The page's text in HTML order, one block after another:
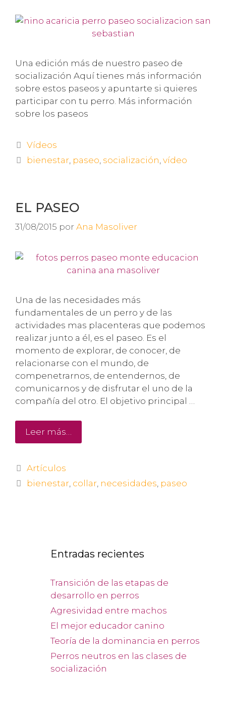
Una edición más de nuestro paseo de
socialización Aquí tienes más información
sobre estos paseos y apuntarte si quieres
participar con tu perro. Más información
sobre los paseos
Vídeos
bienestar paseo socialización ,vídeo
EL PASEO
31/08/2015 por Ana Masoliver
Una de las necesidades más
fundamentales de un perro y de las
actividades mas placenteras que podemos
realizar junto a él, es el paseo. Es el
momento de explorar, de conocer, de
relacionarse con el mundo, de
compenetrarnos, de entendernos, de
comunicarnos y de disfrutar el uno de la
compañía del otro. El objetivo principal …
Leer más…
Artículos
bienestar collar necesidades paseo
Entradas recientes
Transición de las etapas de
desarrollo en perros
Agresividad entre machos
El mejor educador canino
Teoría de la dominancia en perros
Perros neutros en las clases de
socialización